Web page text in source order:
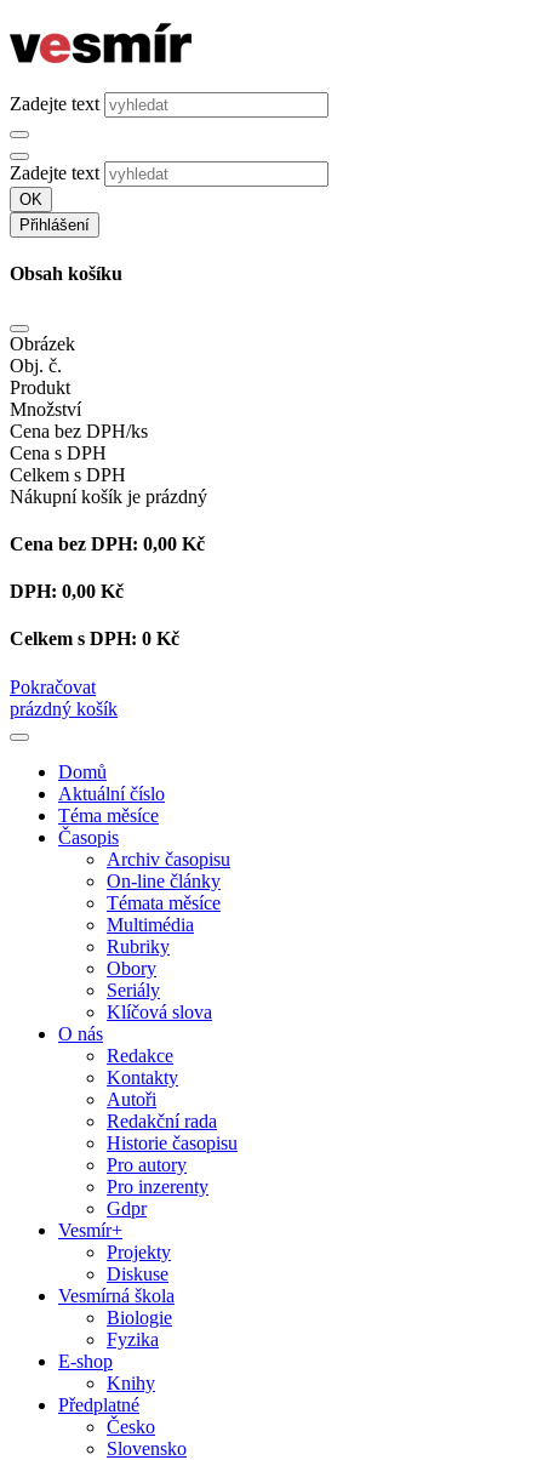
Zadejte text
Zadejte text
OK
Přihlášení
Obsah košíku
Obrázek
Obj. č.
Produkt
Množství
Cena bez DPH/ks
Cena s DPH
Celkem s DPH
Nákupní košík je prázdný
Cena bez DPH: 0,00 Kč
DPH: 0,00 Kč
Celkem s DPH: 0 Kč
Pokračovat
prázdný košík
Domů
Aktuální číslo
Téma měsíce
Časopis
Archiv časopisu
On-line články
Témata měsíce
Multimédia
Rubriky
Obory
Seriály
Klíčová slova
O nás
Redakce
Kontakty
Autoři
Redakční rada
Historie časopisu
Pro autory
Pro inzerenty
Gdpr
Vesmír+
Projekty
Diskuse
Vesmírná škola
Biologie
Fyzika
E-shop
Knihy
Předplatné
Česko
Slovensko